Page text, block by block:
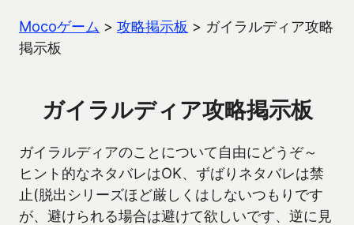
Mocoゲーム > 攻略掲示板 > ガイラルディア攻略
掲示板
ガイラルディア攻略掲示板
ガイラルディアのことについて自由にどうぞ～
ヒント的なネタバレはOK、ずばりネタバレは禁
止(脱出シリーズほど厳しくはしないつもりです
が、避けられる場合は避けて欲しいです、逆に見